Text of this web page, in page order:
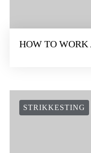
HOW TO WORK
STRIKKESTING